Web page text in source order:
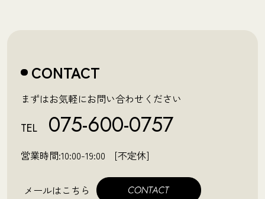
CONTACT
まずはお気軽にお問い合わせください
TEL 075-600-0757
営業時間:10:00-19:00 [不定休]
メールはこちら